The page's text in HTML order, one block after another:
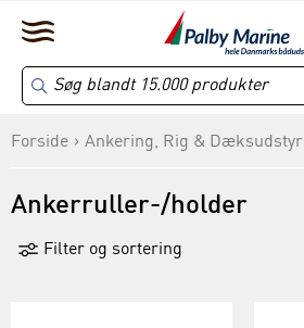
Forside Ankering, Rig & Dæksudstyr
Ankerruller-/holder
Filter og sortering